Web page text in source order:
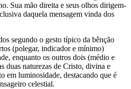
Sua mão direita e seus olhos dirigem-
daquela mensagem vinda dos
segundo o gesto típico da bênção
(polegar, indicador e mínimo)
enquanto os outros dois (médio e
duas naturezas de Cristo, divina e
em luminosidade, destacando que é
celestial.